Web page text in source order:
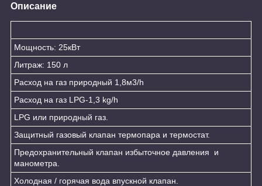
Описание
Мощность: 25кВт
Литраж: 150 л
Расход на газ природный 1,8м3/h
Расход на газ LPG-1,3 kg/h
LPG или природный газ.
Защитный газовый клапан термопара и термостат.
Предохранительный клапан избыточное давления и
манометра.
Холодная / горячая вода впускной клапан.